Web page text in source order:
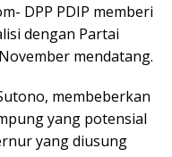
DPP PDIP memberi
dengan Partai
mendatang.
membeberkan
yang potensial
yang diusung